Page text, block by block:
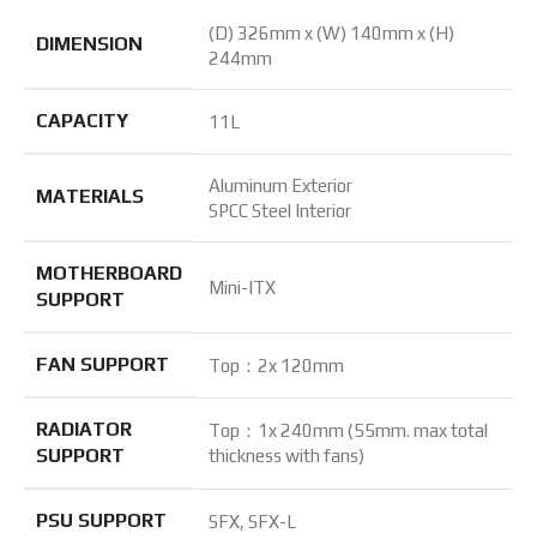
DIMENSION
(D) 326mm x (W) 140mm x (H)
244mm
CAPACITY 11L
MATERIALS
Aluminum Exterior
SPCC Steel Interior
MOTHERBOARD
SUPPORT
Mini-ITX
FAN SUPPORT Top：2x 120mm
RADIATOR
SUPPORT
Top：1x 240mm (55mm. max total
thickness with fans)
PSU SUPPORT SFX, SFX-L